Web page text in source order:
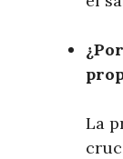
La